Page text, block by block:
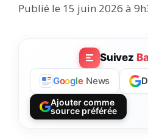
Publié le 15 juin 2026 à
Suivez
Google News
Ajouter comme
source préférée